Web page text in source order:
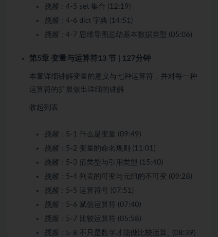
视频： 4-5 set 集合 (12:19)
视频： 4-6 dict 字典 (14:51)
视频： 4-7 思维导图总结基本数据类型 (05:06)
第5章 变量与运算符13 节 | 127分钟
本章详细讲解变量的意义与七种运算符，并对每一种
运算符的扩展做出详细的讲解
收起列表
视频： 5-1 什么是变量 (09:49)
视频： 5-2 变量的命名规则 (11:01)
视频： 5-3 值类型与引用类型 (15:40)
视频： 5-4 列表的可变与元组的不可变 (09:28)
视频： 5-5 运算符号 (07:51)
视频： 5-6 赋值运算符 (07:40)
视频： 5-7 比较运算符 (05:58)
视频： 5-8 不只是数字才能做比较运算_ (08:39)